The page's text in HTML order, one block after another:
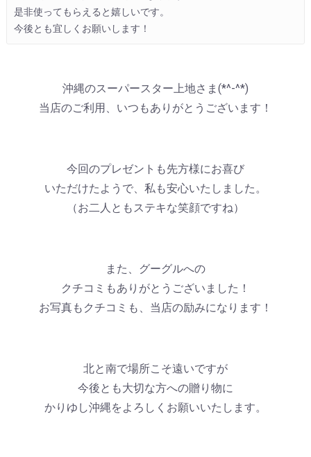
是非使ってもらえると嬉しいです。
今後とも宜しくお願いします！
沖縄のスーパースター上地さま(*^-^*)
当店のご利用、いつもありがとうございます！
今回のプレゼントも先方様にお喜び
いただけたようで、私も安心いたしました。
（お二人ともステキな笑顔ですね）
また、グーグルへの
クチコミもありがとうございました！
お写真もクチコミも、当店の励みになります！
北と南で場所こそ遠いですが
今後とも大切な方への贈り物に
かりゆし沖縄をよろしくお願いいたします。